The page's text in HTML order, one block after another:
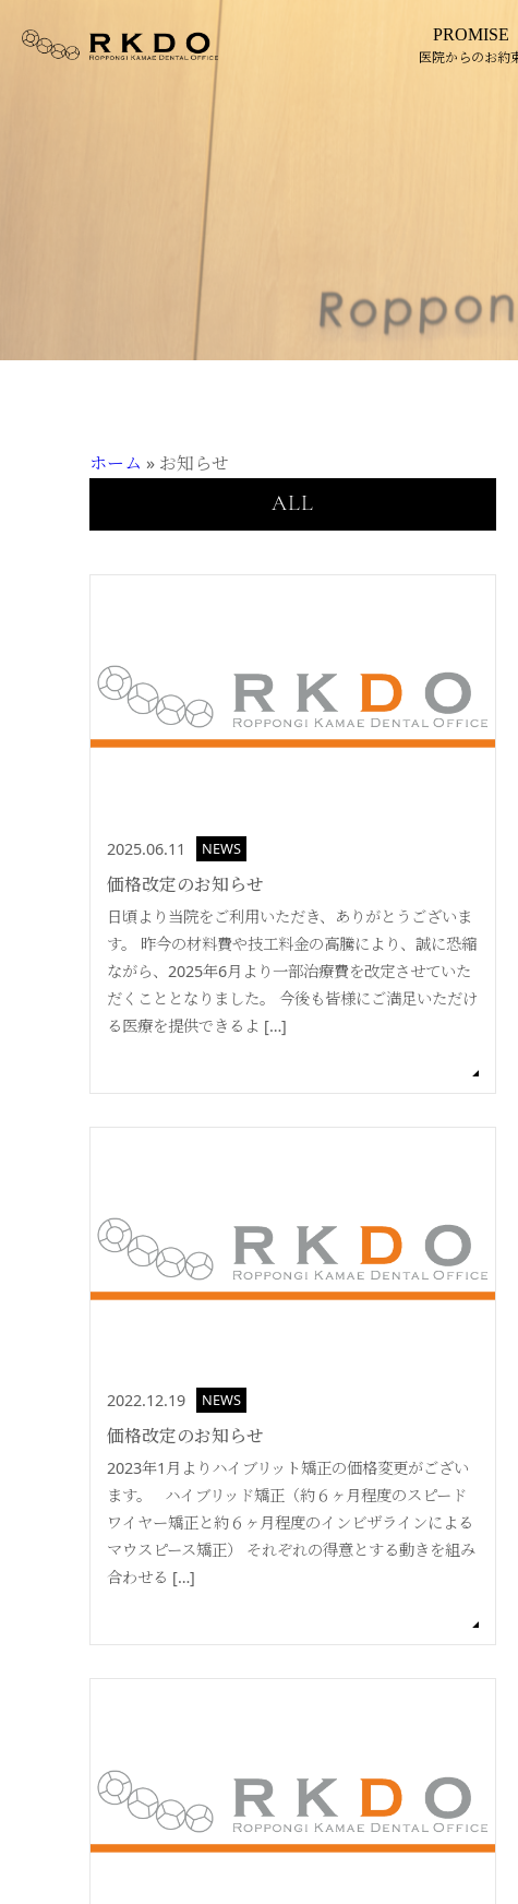
PROMISE
医院からのお約
ホーム » お知らせ
ALL
2025.06.11 NEWS
価格改定のお知らせ
日頃より当院をご利用いただき、ありがとうございま
す。 昨今の材料費や技工料金の高騰により、誠に恐縮
ながら、2025年6月より一部治療費を改定させていた
だくこととなりました。 今後も皆様にご満足いただけ
る医療を提供できるよ […]
2022.12.19 NEWS
価格改定のお知らせ
2023年1月よりハイブリット矯正の価格変更がござい
ます。 ハイブリッド矯正（約６ヶ月程度のスピード
ワイヤー矯正と約６ヶ月程度のインビザラインによる
マウスピース矯正） それぞれの得意とする動きを組み
合わせる […]